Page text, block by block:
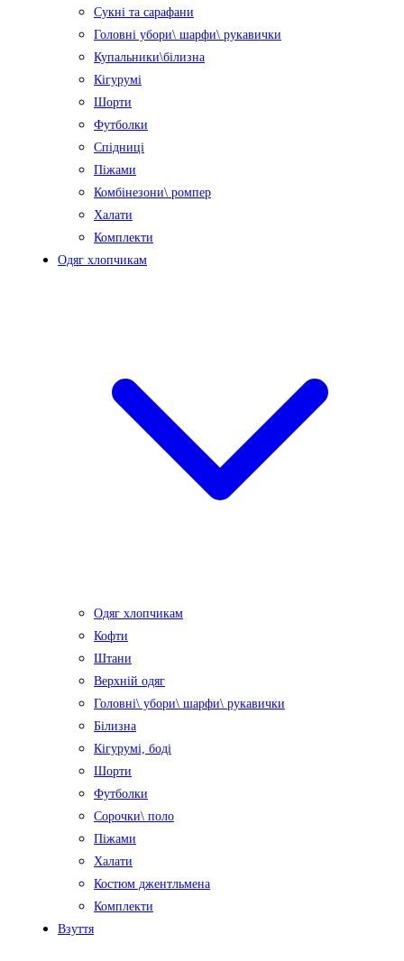
Сукні та сарафани
Головні убори\ шарфи\ рукавички
Купальники\білизна
Кігурумі
Шорти
Футболки
Спідниці
Піжами
Комбінезони\ ромпер
Халати
Комплекти
Одяг хлопчикам
Одяг хлопчикам
Кофти
Штани
Верхній одяг
Головні\ убори\ шарфи\ рукавички
Білизна
Кігурумі, боді
Шорти
Футболки
Сорочки\ поло
Піжами
Халати
Костюм джентльмена
Комплекти
Взуття